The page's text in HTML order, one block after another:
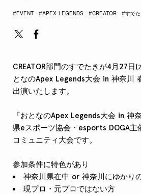
#EVENT #APEX LEGENDS #CREATOR #すでた
CREATOR部門のすでたきが4月27日
となのApex Legends大会 in 神奈川
出演いたします。
『おとなのApex Legends大会 in 神
県eスポーツ協会・esports DOGA主
コミュニティ大会です。
参加条件に特色があり
神奈川県在中 or 神奈川にゆかり
現プロ・元プロではない方